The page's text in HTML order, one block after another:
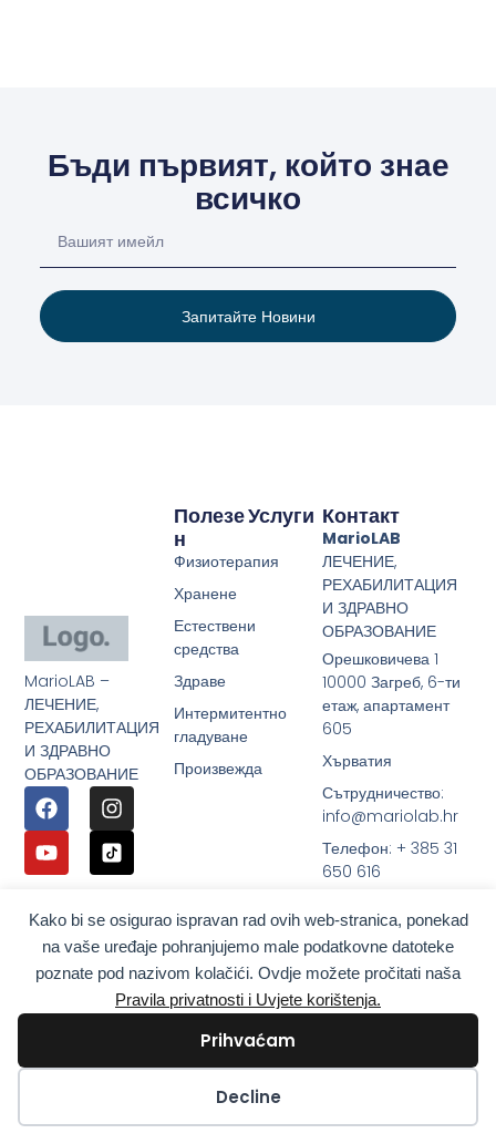
Kako bi se osigurao ispravan rad ovih web-stranica, ponekad
na vaše uređaje pohranjujemo male podatkovne datoteke
poznate pod nazivom kolačići. Ovdje možete pročitati naša
Pravila privatnosti i Uvjete korištenja.
Prihvaćam
Decline
Бъди първият, който знае
всичко
Запитайте Новини
MarioLAB –
ЛЕЧЕНИЕ,
РЕХАБИЛИТАЦИЯ
И ЗДРАВНО
ОБРАЗОВАНИЕ
Услуги
Полезе
Н
Физиотерапия
Хранене
Естествени
средства
Здраве
Интермитентно
гладуване
Произвежда
Контакт
MarioLAB
ЛЕЧЕНИЕ,
РЕХАБИЛИТАЦИЯ
И ЗДРАВНО
ОБРАЗОВАНИЕ
Орешковичева 1
10000 Загреб, 6-ти
етаж, апартамент
605
Хърватия
Сътрудничество:
info@mariolab.hr
Телефон: + 385 31
650 616
+385 98 9179 200